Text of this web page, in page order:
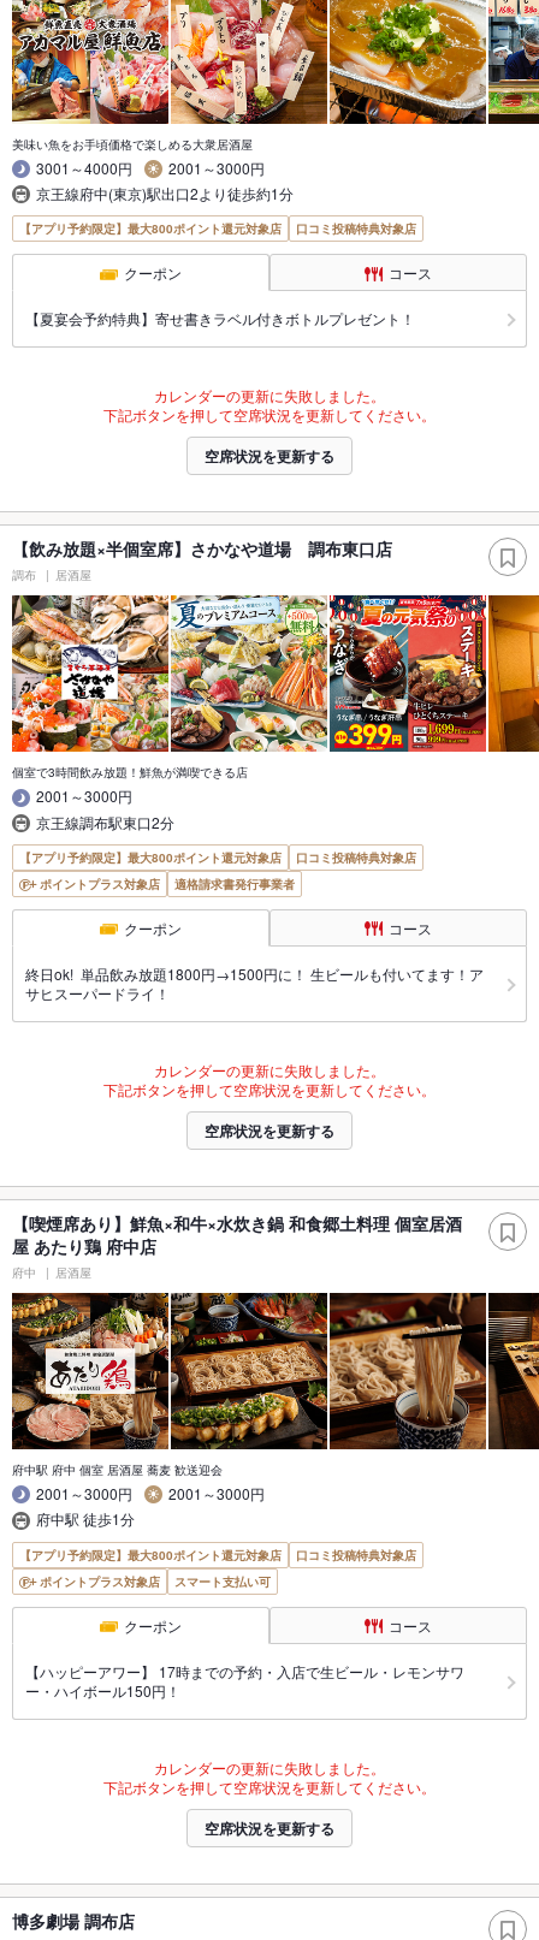
美味い魚をお手頃価格で楽しめる大衆居酒屋
3001～4000円
2001～3000円
京王線府中(東京)駅出口2より徒歩約1分
【アプリ予約限定】最大800ポイント還元対象店 口コミ投稿特典対象店
クーポン コース
【夏宴会予約特典】寄せ書きラベル付きボトルプレゼント！
カレンダーの更新に失敗しました。
下記ボタンを押して空席状況を更新してください。
空席状況を更新する
【飲み放題×半個室席】さかなや道場 調布東口店
調布 居酒屋
個室で3時間飲み放題！鮮魚が満喫できる店
2001～3000円
京王線調布駅東口2分
【アプリ予約限定】最大800ポイント還元対象店
口コミ投稿特典対象店
ポイントプラス対象店
適格請求書発行事業者
クーポン コース
終日ok! 単品飲み放題1800円→1500円に！ 生ビールも付いてます！ア
サヒスーパードライ！
カレンダーの更新に失敗しました。
下記ボタンを押して空席状況を更新してください。
空席状況を更新する
【喫煙席あり】鮮魚×和牛×水炊き鍋 和食郷土料理 個室居酒
屋 あたり鶏 府中店
府中 居酒屋
府中駅 府中 個室 居酒屋 蕎麦 歓送迎会
2001～3000円
2001～3000円
府中駅 徒歩1分
【アプリ予約限定】最大800ポイント還元対象店
口コミ投稿特典対象店
ポイントプラス対象店
スマート支払い可
クーポン コース
【ハッピーアワー】 17時までの予約・入店で生ビール・レモンサワ
ー・ハイボール150円！
カレンダーの更新に失敗しました。
下記ボタンを押して空席状況を更新してください。
空席状況を更新する
博多劇場 調布店